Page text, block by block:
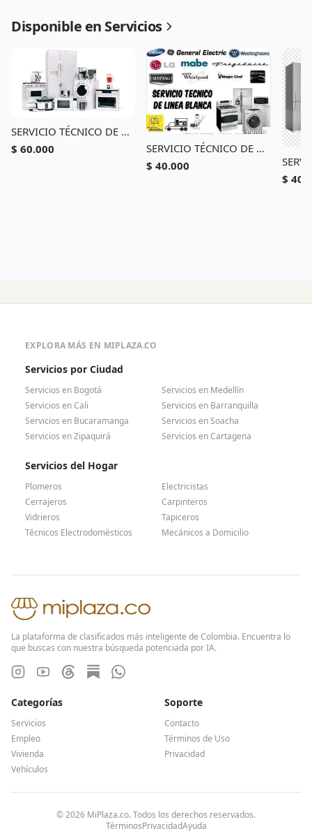
Disponible en Servicios
SERVICIO TÉCNICO DE NEVERAS EN ANAPOIMA CEL 3104773367
$ 60.000
SERVICIO TÉCNICO DE NEVERAS EN TOCAIMA CEL 3104773367
$ 40.000
$
EXPLORA MÁS EN MIPLAZA.CO
Servicios por Ciudad
Servicios en Bogotá Servicios en Medellín
Servicios enCali Servicios en Barranquilla
Servicios en Bucaramanga Servicios enSoacha
Servicios enZipaquirá Servicios enCartagena
Servicios del Hogar
Plomeros
Electricistas
Cerrajeros
Carpinteros
Vidrieros
Tapiceros
Técnicos Electrodomésticos
Mecánicos a Domicilio
La plataforma de clasificados más inteligente de Colombia. Encuentra lo
que buscas con nuestra búsqueda potenciada por IA.
Categorías
Servicios
Empleo
Vivienda
Vehículos
Soporte
Contacto
Términos de Uso
Privacidad
©2026 MiPlaza.co. Todos los derechos reservados.
TérminosPrivacidadAyuda